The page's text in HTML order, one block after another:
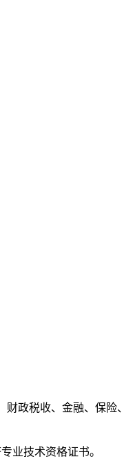
政税收、金融、保
业技术资格证书。